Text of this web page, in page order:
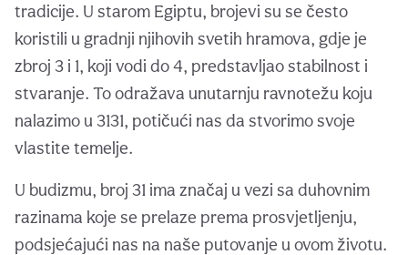
tradicije. U starom Egiptu, brojevi su se često
koristili u gradnji njihovih svetih hramova, gdje je
zbroj 3 i 1, koji vodi do 4, predstavljao stabilnost i
stvaranje. To odražava unutarnju ravnotežu koju
nalazimo u 3131, potičući nas da stvorimo svoje
vlastite temelje.
U budizmu, broj 31 ima značaj u vezi sa duhovnim
razinama koje se prelaze prema prosvjetljenju,
podsjećajući nas na naše putovanje u ovom životu.